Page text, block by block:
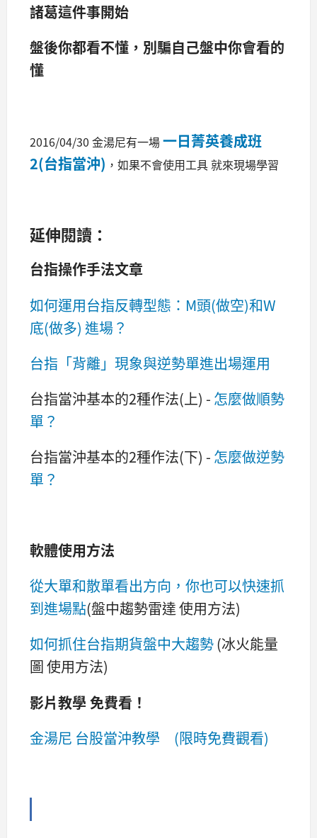
諸葛這件事開始
盤後你都看不懂，別騙自己盤中你會看的
懂
2016/04/30 金湯尼有一場一日菁英養成班
2(台指當沖) ，如果不會使用工具 就來現場學習
延伸閱讀：
台指操作手法文章
如何運用台指反轉型態：M頭(做空)和W
底(做多) 進場？
台指「背離」現象與逆勢單進出場運用
台指當沖基本的2種作法(上) - 怎麼做順勢
單？
台指當沖基本的2種作法(下) - 怎麼做逆勢
單？
軟體使用方法
從大單和散單看出方向，你也可以快速抓
到進場點(盤中趨勢雷達 使用方法)
如何抓住台指期貨盤中大趨勢(冰火能量
圖 使用方法)
影片教學 免費看！
金湯尼 台股當沖教學 (限時免費觀看)